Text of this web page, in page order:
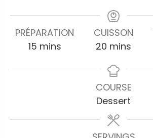
PRÉPARATION
15 mins
CUISSON
20 mins
COURSE
Dessert